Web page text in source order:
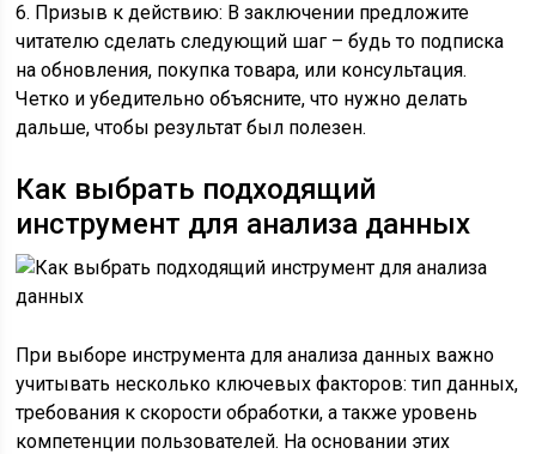
6. Призыв к действию: В заключении предложите
читателю сделать следующий шаг – будь то подписка
на обновления, покупка товара, или консультация.
Четко и убедительно объясните, что нужно делать
дальше, чтобы результат был полезен.
Как выбрать подходящий
инструмент для анализа данных
При выборе инструмента для анализа данных важно
учитывать несколько ключевых факторов: тип данных,
требования к скорости обработки, а также уровень
компетенции пользователей. На основании этих